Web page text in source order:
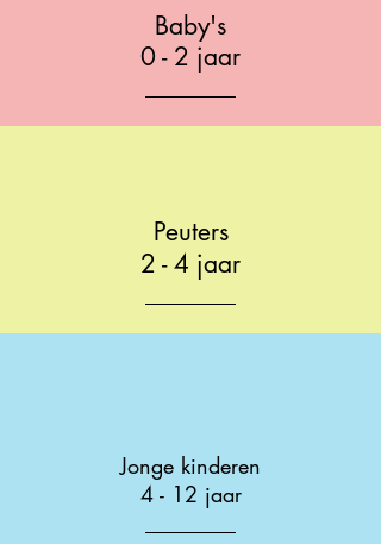
Baby's
0 - 2 jaar
Peuters
2 - 4 jaar
Jonge kinderen
4 - 12 jaar